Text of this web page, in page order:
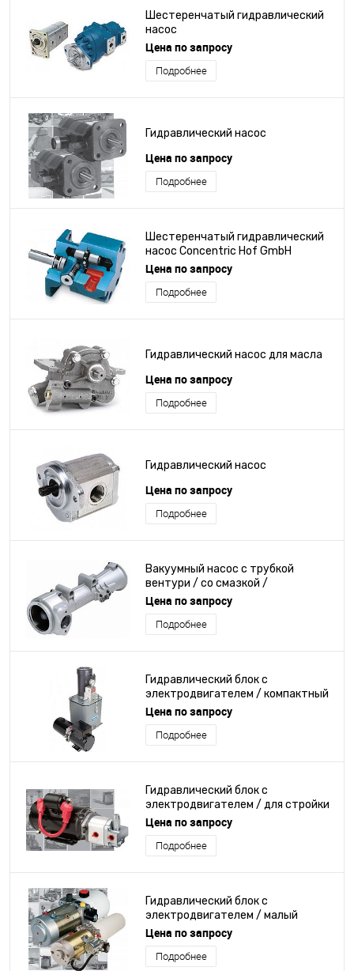
Шестеренчатый гидравлический
насос
Цена по запросу
Подробнее
Гидравлический насос
Цена по запросу
Подробнее
Шестеренчатый гидравлический
насос Concentric Hof GmbH
Цена по запросу
Подробнее
Гидравлический насос для масла
Цена по запросу
Подробнее
Гидравлический насос
Цена по запросу
Подробнее
Вакуумный насос с трубкой
вентури / со смазкой /
одноуровневый / для дизельного
двигателя
Цена по запросу
Подробнее
Гидравлический блок с
электродвигателем / компактный
/ с уменьшенным шумом
Цена по запросу
Подробнее
Гидравлический блок с
электродвигателем / для стройки
/ для строительной площадки /
для погрузно-разгрузочных работ
Цена по запросу
Подробнее
Гидравлический блок с
электродвигателем / малый
Цена по запросу
Подробнее